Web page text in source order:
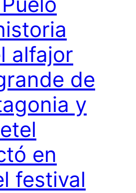
alfajor
de
y
en
festival